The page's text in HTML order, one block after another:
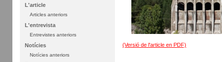
L'article
Articles anteriors
L'entrevista
Entrevistes anteriors
Notícies
Notícies anteriors
(Versió de l'article en PDF)